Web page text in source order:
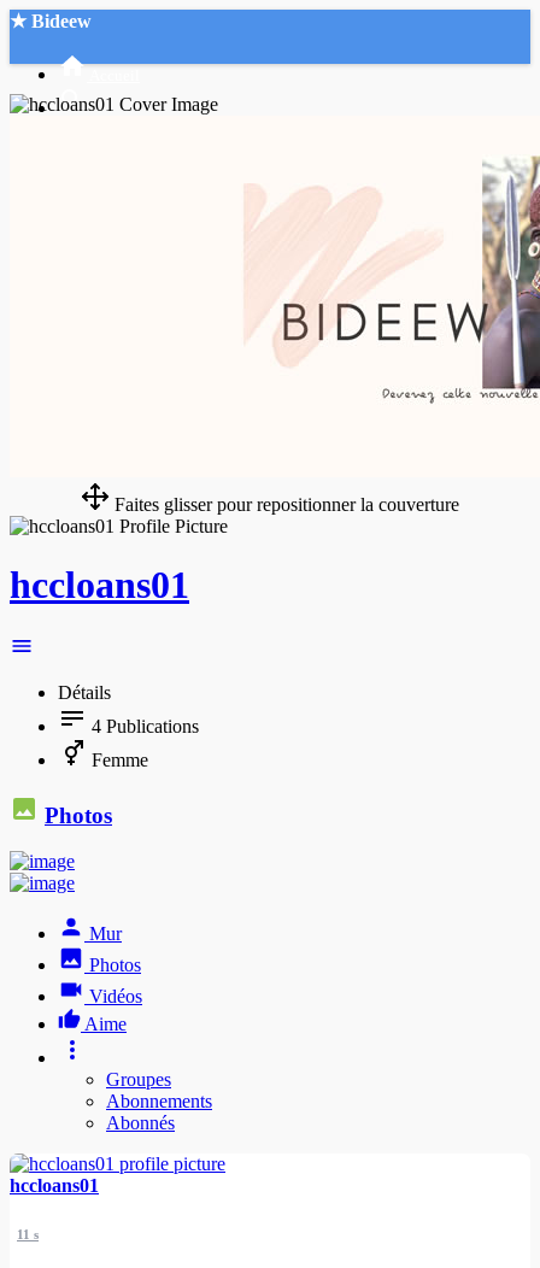
★ Bideew
Faites glisser pour repositionner la couverture
hccloans01
Détails
4 Publications
Femme
Photos
Mur
Photos
Vidéos
Aime
Groupes
Abonnements
Abonnés
hccloans01
11 s